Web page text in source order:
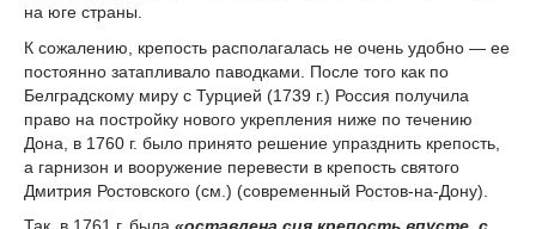
на юге страны.
К сожалению, крепость располагалась не очень удобно — ее
постоянно затапливало паводками. После того как по
Белградскому миру с Турцией (1739 г.) Россия получила
право на постройку нового укрепления ниже по течению
Дона, в 1760 г. было принято решение упразднить крепость,
а гарнизон и вооружение перевести в крепость святого
Дмитрия Ростовского (см.) (современный Ростов-на-Дону).